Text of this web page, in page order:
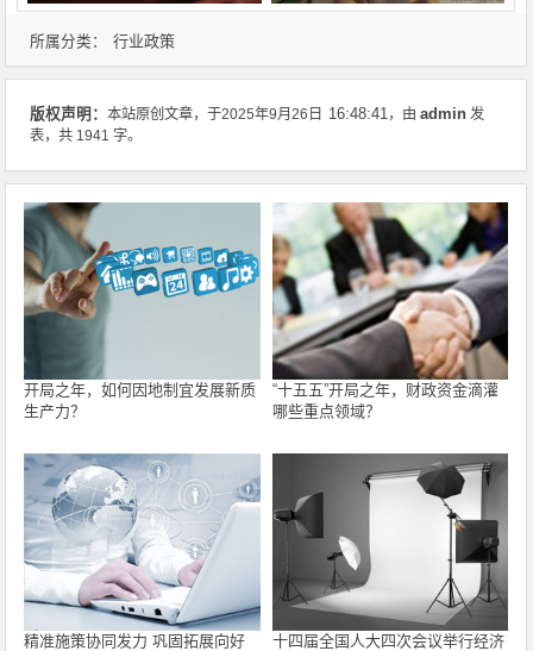
所属分类： 行业政策
版权声明：本站原创文章，于2025年9月26日 16:48:41，由admin 发
表，共 1941 字。
开局之年，如何因地制宜发展新质
生产力？
“十五五”开局之年，财政资金滴灌
哪些重点领域？
精准施策协同发力 巩固拓展向好 十四届全国人大四次会议举行经济